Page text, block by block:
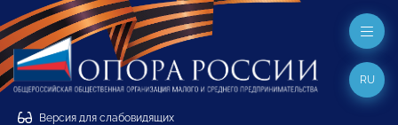
Версия для слабовидящих
RU